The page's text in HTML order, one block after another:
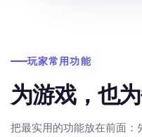
玩家常用功能
为游戏，也
把最实用的功能放在前面